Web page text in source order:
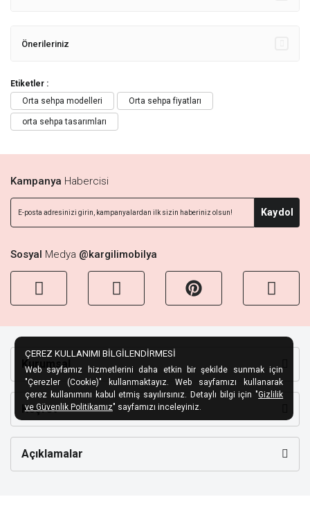
Önerileriniz
Etiketler :
Orta sehpa modelleri
Orta sehpa fiyatları
orta sehpa tasarımları
Kampanya Habercisi
Kaydol
Sosyal Medya @kargilimobilya
Kurumsal
Keşfet
Açıklamalar
ÇEREZ KULLANIMI BİLGİLENDİRMESİ
Web sayfamız hizmetlerini daha etkin bir şekilde sunmak için
"Çerezler (Cookie)" kullanmaktayız. Web sayfamızı kullanarak
çerez kullanımını kabul etmiş sayılırsınız. Detaylı bilgi için "Gizlilik
ve Güvenlik Politikamız" sayfamızı inceleyiniz.